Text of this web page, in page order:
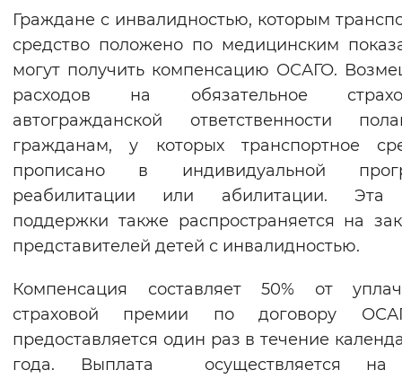
Цвет сайта
Монохромный Инверсивный
Синий фон
Изображения
Включены Выключены
Звуковой ассистент
Воспроизвести Остановить
Вернуть стандартные настройки
Граждане с инвалидностью, которым
средство положено по медицинским
могут получить компенсацию ОСАГО.
расходов на обязательное
автогражданской ответственности
гражданам, у которых транспортное
прописано в индивидуальной
реабилитации или абилитации. Эта
поддержки также распространяется на
представителей детей с инвалидностью.
Компенсация составляет 50% от
страховой премии по договору
предоставляется один раз в течение
года. Выплата осуществляется на